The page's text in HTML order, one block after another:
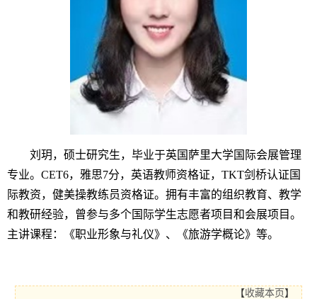
刘玥，硕士研究生，毕业于英国萨里大学国际会展管理
专业。CET6，雅思7分，英语教师资格证，TKT剑桥认证国
际教资，健美操教练员资格证。拥有丰富的组织教育、教学
和教研经验，曾参与多个国际学生志愿者项目和会展项目。
主讲课程：《职业形象与礼仪》、《旅游学概论》等。
【收藏本页 】